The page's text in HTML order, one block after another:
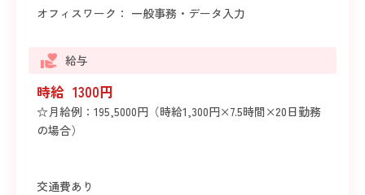
オフィスワーク： 一般事務・データ入力
給与
時給 1300円
☆月給例：195,5000円（時給1,300円×7.5時間×20日勤務
の場合）
交通費あり